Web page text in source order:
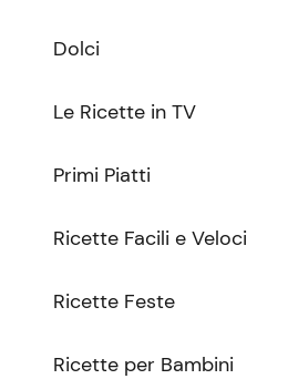
Dolci
Le Ricette in TV
Primi Piatti
Ricette Facili e Veloci
Ricette Feste
Ricette per Bambini